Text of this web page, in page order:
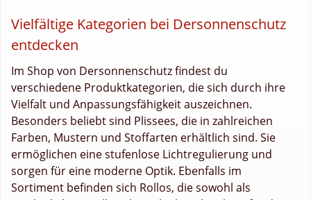
Vielfältige Kategorien bei Dersonnenschutz
entdecken
Im Shop von Dersonnenschutz findest du
verschiedene Produktkategorien, die sich durch ihre
Vielfalt und Anpassungsfähigkeit auszeichnen.
Besonders beliebt sind Plissees, die in zahlreichen
Farben, Mustern und Stoffarten erhältlich sind. Sie
ermöglichen eine stufenlose Lichtregulierung und
sorgen für eine moderne Optik. Ebenfalls im
Sortiment befinden sich Rollos, die sowohl als